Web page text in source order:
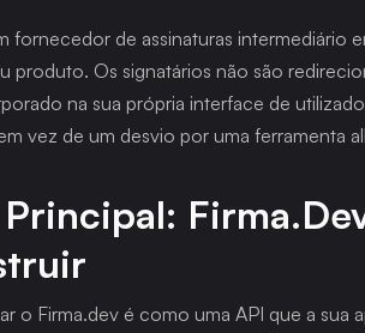
fornecedor de assinaturas intermediário
produto. Os signatários não são
na sua própria interface de
vez de um desvio por uma ferramenta
o Firma.dev é como uma API que a sua